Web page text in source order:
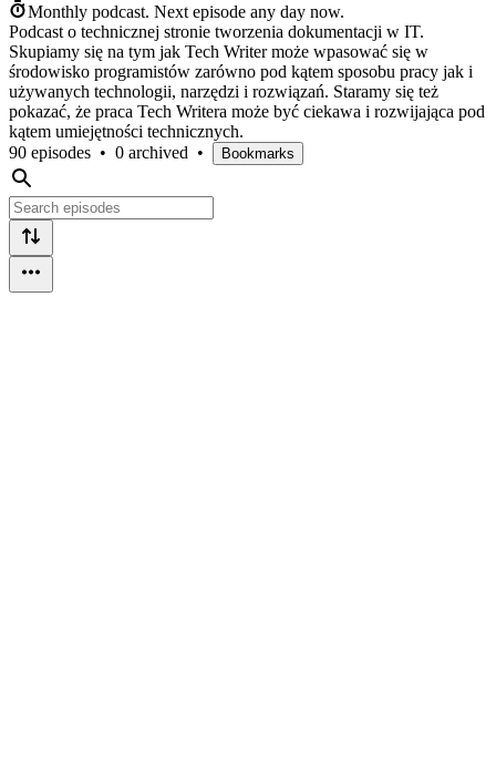
Monthly podcast. Next episode any day now.
Podcast o technicznej stronie tworzenia dokumentacji w IT.
Skupiamy się na tym jak Tech Writer może wpasować się w
środowisko programistów zarówno pod kątem sposobu pracy jak i
używanych technologii, narzędzi i rozwiązań. Staramy się też
pokazać, że praca Tech Writera może być ciekawa i rozwijająca pod
kątem umiejętności technicznych.
90 episodes • 0 archived • Bookmarks